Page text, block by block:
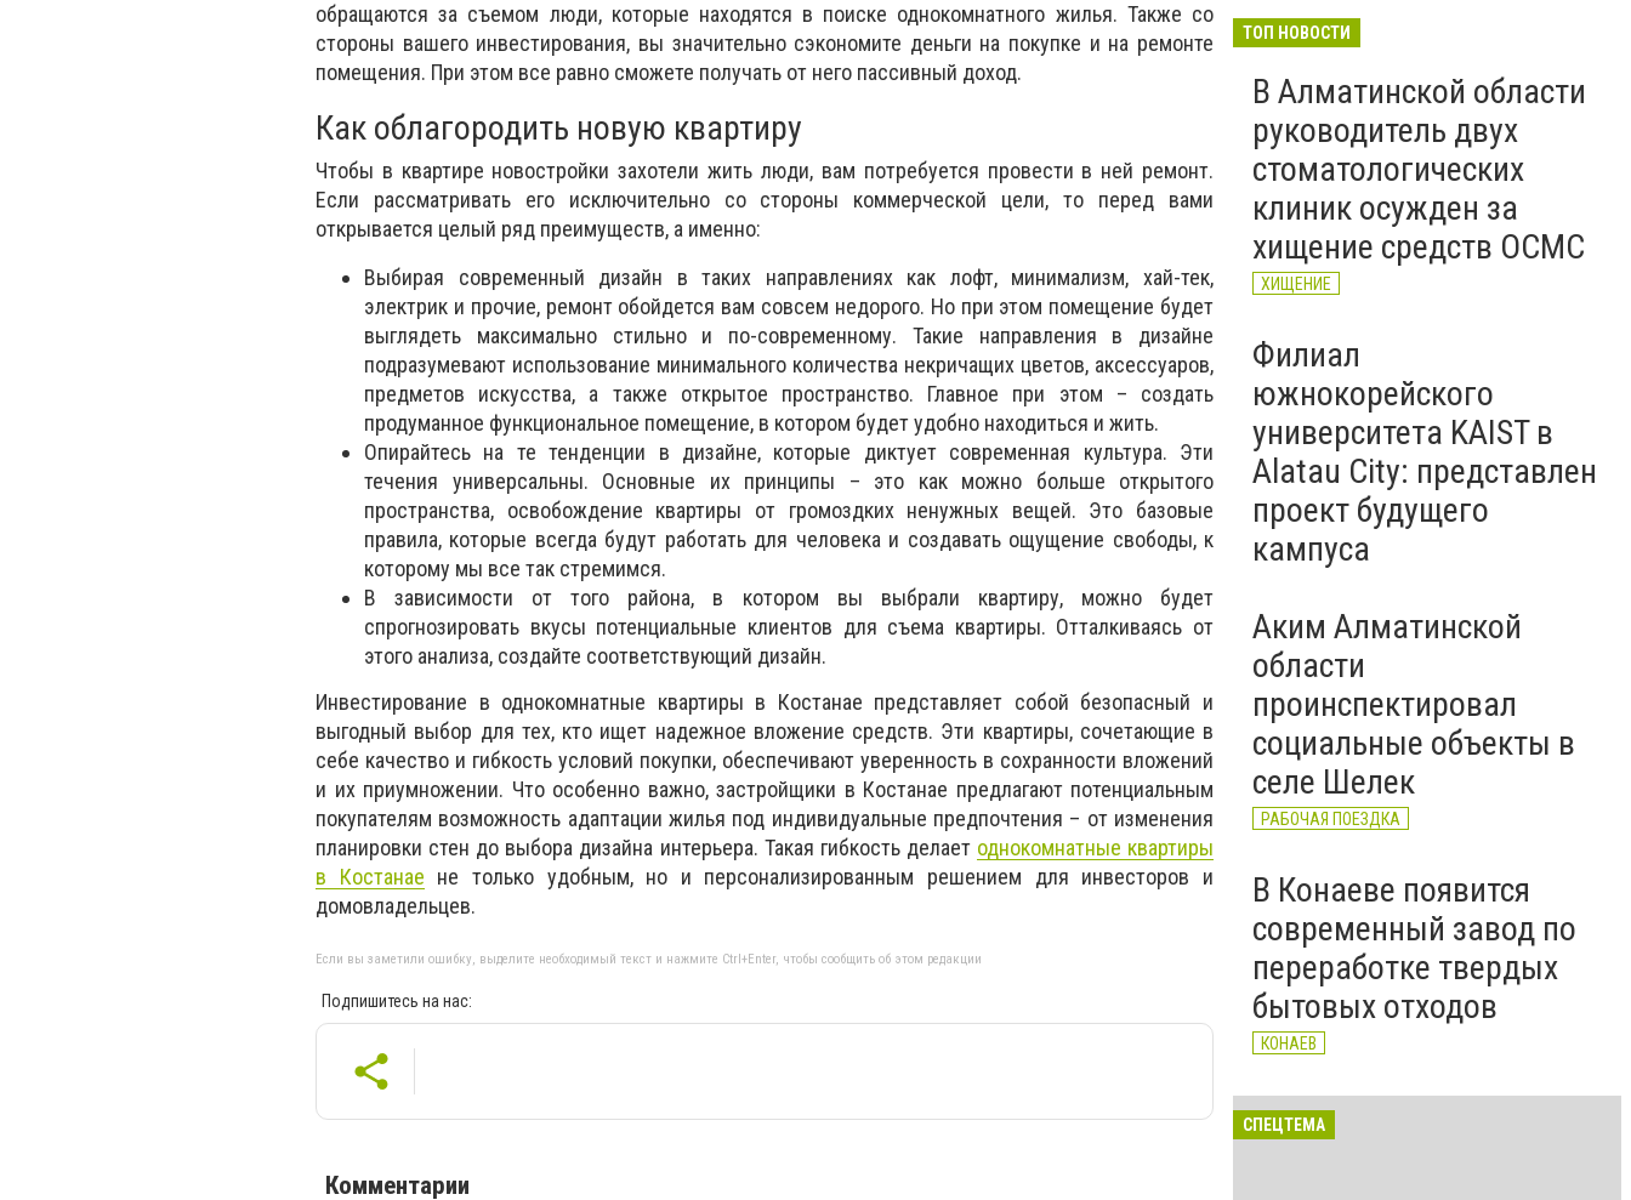
обращаются за съемом люди, которые находятся в поиске однокомнатного жилья. Также со
стороны вашего инвестирования, вы значительно сэкономите деньги на покупке и на ремонте
помещения. При этом все равно сможете получать от него пассивный доход.
Как облагородить новую квартиру
Чтобы в квартире новостройки захотели жить люди, вам потребуется провести в ней ремонт.
Если рассматривать его исключительно со стороны коммерческой цели, то перед вами
открывается целый ряд преимуществ, а именно:
Выбирая современный дизайн в таких направлениях как лофт, минимализм, хай-тек,
электрик и прочие, ремонт обойдется вам совсем недорого. Но при этом помещение будет
выглядеть максимально стильно и по-современному. Такие направления в дизайне
подразумевают использование минимального количества некричащих цветов, аксессуаров,
предметов искусства, а также открытое пространство. Главное при этом – создать
продуманное функциональное помещение, в котором будет удобно находиться и жить.
Опирайтесь на те тенденции в дизайне, которые диктует современная культура. Эти
течения универсальны. Основные их принципы – это как можно больше открытого
пространства, освобождение квартиры от громоздких ненужных вещей. Это базовые
правила, которые всегда будут работать для человека и создавать ощущение свободы, к
которому мы все так стремимся.
В зависимости от того района, в котором вы выбрали квартиру, можно будет
спрогнозировать вкусы потенциальные клиентов для съема квартиры. Отталкиваясь от
этого анализа, создайте соответствующий дизайн.
Инвестирование в однокомнатные квартиры в Костанае представляет собой безопасный и
выгодный выбор для тех, кто ищет надежное вложение средств. Эти квартиры, сочетающие в
себе качество и гибкость условий покупки, обеспечивают уверенность в сохранности вложений
и их приумножении. Что особенно важно, застройщики в Костанае предлагают потенциальным
покупателям возможность адаптации жилья под индивидуальные предпочтения – от изменения
планировки стен до выбора дизайна интерьера. Такая гибкость делает однокомнатные квартиры
в Костанае не только удобным, но и персонализированным решением для инвесторов и
домовладельцев.
Если вы заметили ошибку, выделите необходимый текст и нажмите Ctrl+Enter, чтобы сообщить об этом редакции
Подпишитесь на нас:
Комментарии
Алматинской области
ТОП НОВОСТИ
В Алматинской области
руководитель двух
стоматологических
клиник осужден за
хищение средств ОСМС
ХИЩЕНИЕ
Филиал
южнокорейского
университета KAIST в
Alatau City: представлен
проект будущего
кампуса
Аким Алматинской
области
проинспектировал
социальные объекты в
селе Шелек
РАБОЧАЯ ПОЕЗДКА
В Конаеве появится
современный завод по
переработке твердых
бытовых отходов
КОНАЕВ
СПЕЦТЕМА